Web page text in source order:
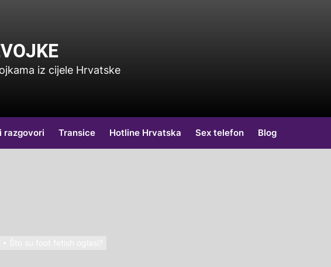
iz cijele Hrvatske
razgovori Transice Hotline Hrvatska Sex telefon Blog